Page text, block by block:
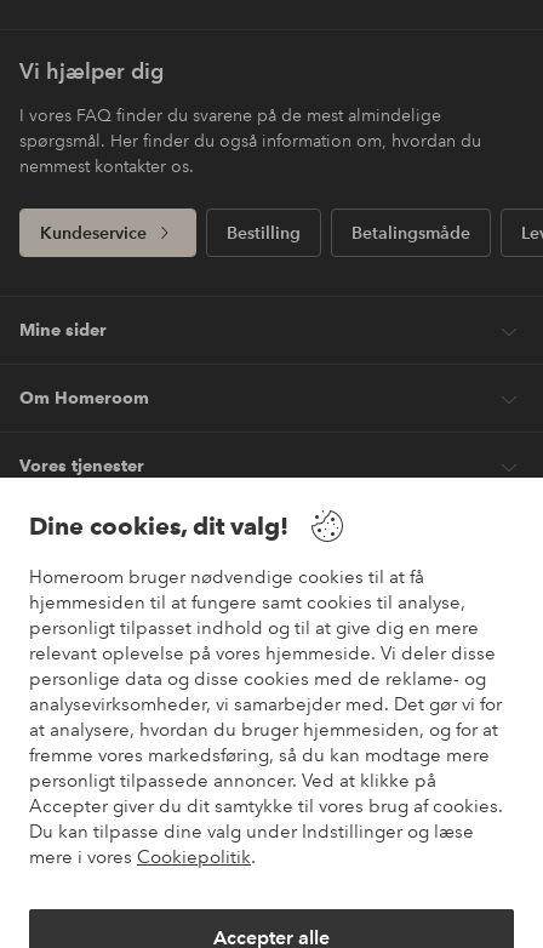
Dine cookies, dit valg!
Homeroom bruger nødvendige cookies til at få
hjemmesiden til at fungere samt cookies til analyse,
personligt tilpasset indhold og til at give dig en mere
relevant oplevelse på vores hjemmeside. Vi deler disse
personlige data og disse cookies med de reklame- og
analysevirksomheder, vi samarbejder med. Det gør vi for
at analysere, hvordan du bruger hjemmesiden, og for at
fremme vores markedsføring, så du kan modtage mere
personligt tilpassede annoncer. Ved at klikke på
Accepter giver du dit samtykke til vores brug af cookies.
Du kan tilpasse dine valg under Indstillinger og læse
mere i vores Cookiepolitik.
Accepter alle
Vi hjælper dig
I vores FAQ finder du svarene på de mest almindelige
spørgsmål. Her finder du også information om, hvordan du
nemmest kontakter os.
Kundeservice Bestilling Betalingsmåde
Mine sider
Om Homeroom
Vores tjenester
Vilkår
Venner
Sikre betalinger
Vil du vide mere om vores betalingsmuligheder ?
elpy